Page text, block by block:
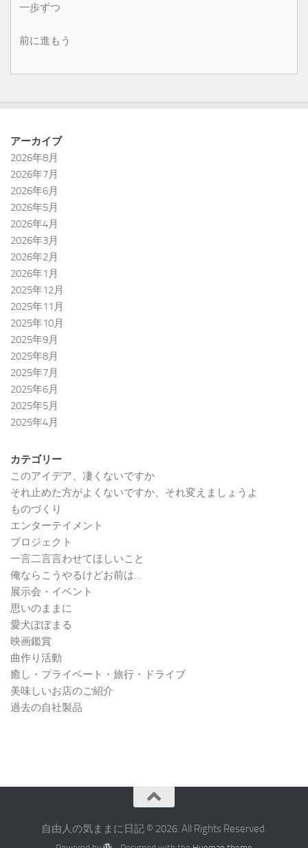
一歩ずつ
前に進もう
アーカイブ
2026年8月
2026年7月
2026年6月
2026年5月
2026年4月
2026年3月
2026年2月
2026年1月
2025年12月
2025年11月
2025年10月
2025年9月
2025年8月
2025年7月
2025年6月
2025年5月
2025年4月
カテゴリー
このアイデア、凄くないですか
それ止めた方がよくないですか、それ変えましょうよ
ものづくり
エンターテイメント
プロジェクト
一言二言言わせてほしいこと
俺ならこうやるけどお前は…
展示会・イベント
思いのままに
愛犬ぽぽまる
映画鑑賞
曲作り活動
癒し・プライベート・旅行・ドライブ
美味しいお店のご紹介
過去の自社製品
自由人の気ままに日記 © 2026. All Rights Reserved.